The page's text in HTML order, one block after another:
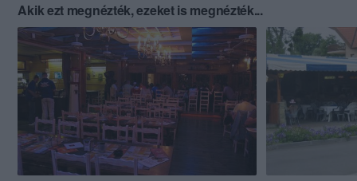
Akik ezt megnézték, ezeket is megnézték...